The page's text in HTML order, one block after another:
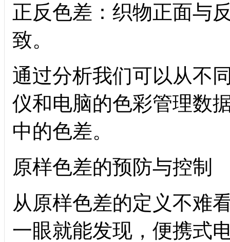
正反色差：织物正面与
致。
通过分析我们可以从不
仪和电脑的色彩管理数
中的色差。
原样色差的预防与控制
从原样色差的定义不难
一眼就能发现，便携式